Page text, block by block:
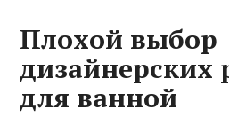
Плохой выбор
дизайнерских
для ванной